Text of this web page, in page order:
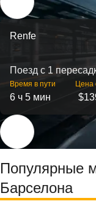
Renfe
Поезд с 1
Время в пути
6 ч 5 мин
Цена
Популярные
Барселона